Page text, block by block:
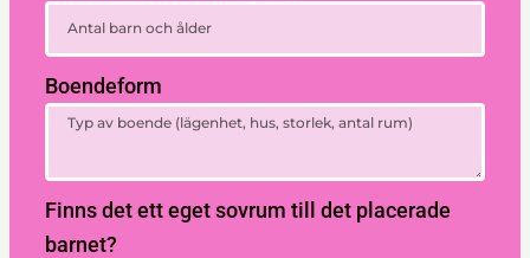
Boendeform
Finns det ett eget sovrum till det placerade
barnet?